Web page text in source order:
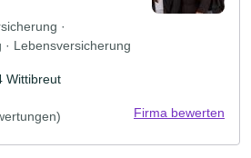
·
Lebensversicherung
Wittibreut
Firma bewerten